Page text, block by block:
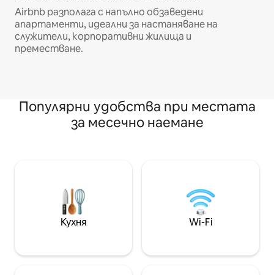
Airbnb разполага с напълно обзаведени
апартаменти, идеални за настаняване на
служители, корпоративни жилища и
преместване.
Популярни удобства при местата
за месечно наемане
Кухня Wi-Fi